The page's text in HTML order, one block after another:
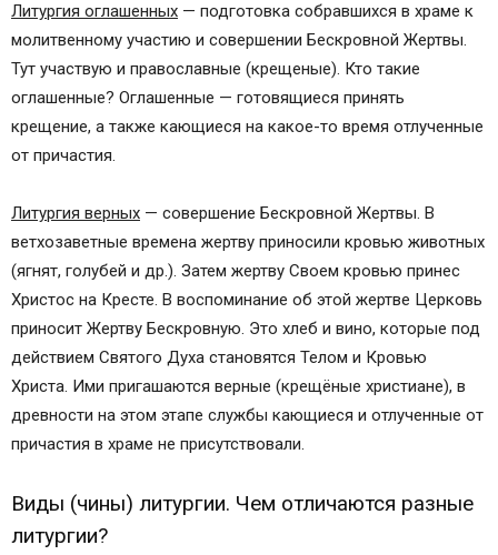
Литургия оглашенных — подготовка собравшихся в храме к
молитвенному участию и совершении Бескровной Жертвы.
Тут участвую и православные (крещеные). Кто такие
оглашенные? Оглашенные — готовящиеся принять
крещение, а также кающиеся на какое-то время отлученные
от причастия.
Литургия верных — совершение Бескровной Жертвы. В
ветхозаветные времена жертву приносили кровью животных
(ягнят, голубей и др.). Затем жертву Своем кровью принес
Христос на Кресте. В воспоминание об этой жертве Церковь
приносит Жертву Бескровную. Это хлеб и вино, которые под
действием Святого Духа становятся Телом и Кровью
Христа. Ими пригашаются верные (крещёные христиане), в
древности на этом этапе службы кающиеся и отлученные от
причастия в храме не присутствовали.
Виды (чины) литургии. Чем отличаются разные
литургии?